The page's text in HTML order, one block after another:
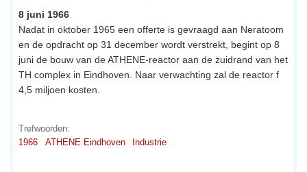
8 juni 1966
Nadat in oktober 1965 een offerte is gevraagd aan Neratoom
en de opdracht op 31 december wordt verstrekt, begint op 8
juni de bouw van de ATHENE-reactor aan de zuidrand van het
TH complex in Eindhoven. Naar verwachting zal de reactor f
4,5 miljoen kosten.
Trefwoorden:
1966
ATHENE Eindhoven Industrie